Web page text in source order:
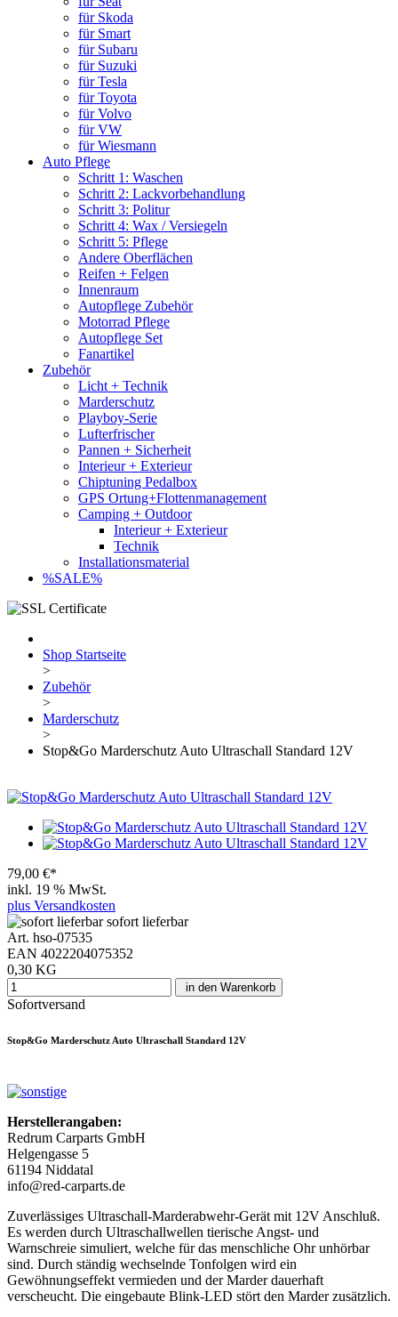
für Skoda
für Smart
für Subaru
für Suzuki
für Tesla
für Toyota
für Volvo
für VW
für Wiesmann
Auto Pflege
Schritt 1: Waschen
Schritt 2: Lackvorbehandlung
Schritt 3: Politur
Schritt 4: Wax / Versiegeln
Schritt 5: Pflege
Andere Oberflächen
Reifen + Felgen
Innenraum
Autopflege Zubehör
Motorrad Pflege
Autopflege Set
Fanartikel
Zubehör
Licht + Technik
Marderschutz
Playboy-Serie
Lufterfrischer
Pannen + Sicherheit
Interieur + Exterieur
Chiptuning Pedalbox
GPS Ortung+Flottenmanagement
Camping + Outdoor
Interieur + Exterieur
Technik
Installationsmaterial
%SALE%
Shop Startseite
>
Zubehör
>
Marderschutz
>
Stop&Go Marderschutz Auto Ultraschall Standard 12V
79,00 €*
inkl. 19 % MwSt.
plus Versandkosten
sofort lieferbar
Art. hso-07535
EAN 4022204075352
0,30 KG
in den Warenkorb
Sofortversand
Stop&Go Marderschutz Auto Ultraschall Standard 12V
Herstellerangaben:
Redrum Carparts GmbH
Helgengasse 5
61194 Niddatal
info@red-carparts.de
Zuverlässiges Ultraschall-Marderabwehr-Gerät mit 12V Anschluß.
Es werden durch Ultraschallwellen tierische Angst- und
Warnschreie simuliert, welche für das menschliche Ohr unhörbar
sind. Durch ständig wechselnde Tonfolgen wird ein
Gewöhnungseffekt vermieden und der Marder dauerhaft
verscheucht. Die eingebaute Blink-LED stört den Marder zusätzlich.